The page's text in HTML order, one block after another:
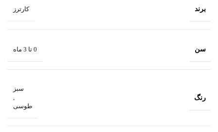
برند کارترز
سن 0 تا 3 ماه
رنگ
سبز
,
طوسی